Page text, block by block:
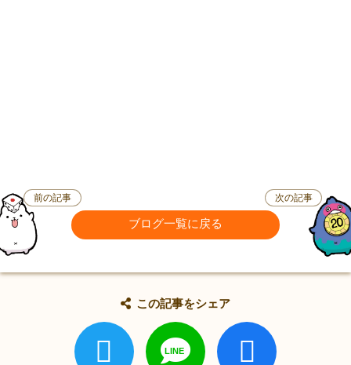
前の記事
ブログ一覧に戻る
次の記事
この記事をシェア